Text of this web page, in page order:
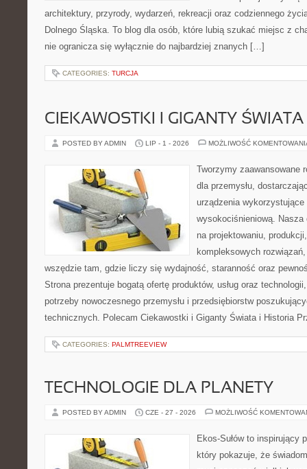
architektury, przyrody, wydarzeń, rekreacji oraz codziennego
Dolnego Śląska. To blog dla osób, które lubią szukać miejsc z
nie ogranicza się wyłącznie do najbardziej znanych […]
CATEGORIES: TURCJA
CIEKAWOSTKI I GIGANTY ŚWIATA
POSTED BY ADMIN LIP - 1 - 2026 MOŻLIWOŚĆ
Tworzymy zaawansowane
dla przemysłu,
urządzenia wykorzystujące
wysokociśnieniową. Nasza
na projektowaniu,
kompleksowych
wszędzie tam, gdzie liczy się wydajność, staranność oraz
Strona prezentuje bogatą ofertę produktów, usług oraz
potrzeby nowoczesnego przemysłu i przedsiębiorstw
technicznych. Polecam Ciekawostki i Giganty Świata i Historia
CATEGORIES: PALMTREEVIEW
TECHNOLOGIE DLA PLANETY
POSTED BY ADMIN CZE - 27 - 2026 MOŻLIWOŚĆ
Ekos-Sułów to inspirujący
który pokazuje, że